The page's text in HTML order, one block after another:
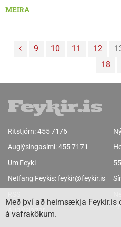
Króknum hefur verið rekin af
verið framúrskarandi og var
eigendur Hlíðarkaups eru Óli
Bergsdóttir, Pétur Ingi Björnsson
MEIRA
9 10 11 12
18
Ritstjórn:455 7176
Auglýsingasími:455 7171
Um Feyki
Netfang Feykis:feykir@feykir.is
Auglýsingar
Með því að heimsækja Feykir.is
á vafrakökum.